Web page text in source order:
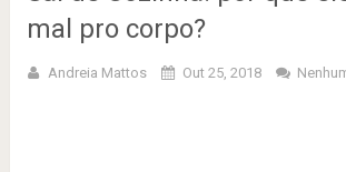
mal pro corpo?
Andreia Mattos Out 25, 2018